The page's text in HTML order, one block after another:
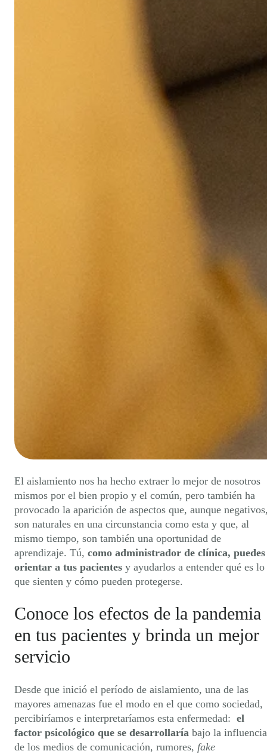
El aislamiento nos ha hecho extraer lo mejor de nosotros
mismos por el bien propio y el común, pero también ha
provocado la aparición de aspectos que, aunque
son naturales en una circunstancia como esta y que, al
mismo tiempo, son también una oportunidad de
aprendizaje. Tú, como administrador de clínica, puedes
orientar a tus pacientes y ayudarlos a entender qué es lo
que sienten y cómo pueden protegerse.
Conoce los efectos de la pandemia
en tus pacientes y brinda un mejor
servicio
Desde que inició el período de aislamiento, una de las
mayores amenazas fue el modo en el que como sociedad,
percibiríamos e interpretaríamos esta enfermedad: el
factor psicológico que se desarrollaría bajo la influencia
de los medios de comunicación, rumores, fake